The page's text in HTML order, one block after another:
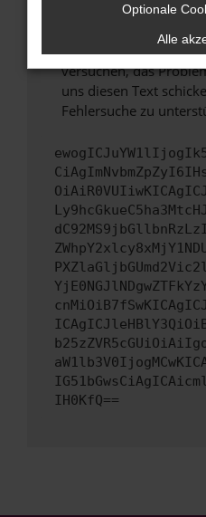
Wende dich an den
Wenn du alle oben
hast, kontaktiere uns
versuchen, das
uns diesen Text
Fehlersuche zu
IH0KfQ==
Optionale
Alle